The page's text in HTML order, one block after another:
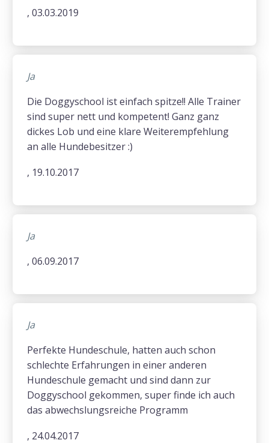
, 03.03.2019
Ja
Die Doggyschool ist einfach spitze!! Alle Trainer
sind super nett und kompetent! Ganz ganz
dickes Lob und eine klare Weiterempfehlung
an alle Hundebesitzer :)
, 19.10.2017
Ja
, 06.09.2017
Ja
Perfekte Hundeschule, hatten auch schon
schlechte Erfahrungen in einer anderen
Hundeschule gemacht und sind dann zur
Doggyschool gekommen, super finde ich auch
das abwechslungsreiche Programm
, 24.04.2017